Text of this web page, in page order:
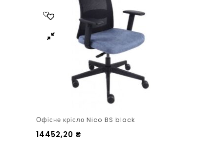
Офісне крісло Nico BS black
14452,20 ₴